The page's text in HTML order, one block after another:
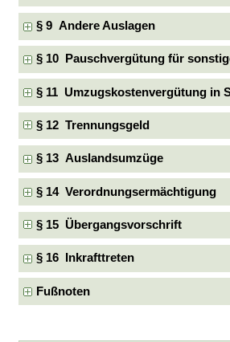
§ 9 Andere Auslagen
§ 10 Pauschvergütung für
§ 11 Umzugskostenvergütung in
§ 12 Trennungsgeld
§ 13 Auslandsumzüge
§ 14 Verordnungsermächtigung
§ 15 Übergangsvorschrift
§ 16 Inkrafttreten
Fußnoten